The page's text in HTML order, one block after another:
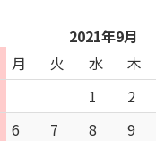
2021年9月
月 火 水 木
1
2
6 7 8 9